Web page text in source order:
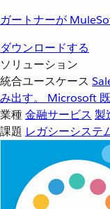
ガートナーが
ダウンロードする
ソリューション
統合ユースケース
み出す。
Microsoft
業種金融サービス 製
課題 レガシーシステ